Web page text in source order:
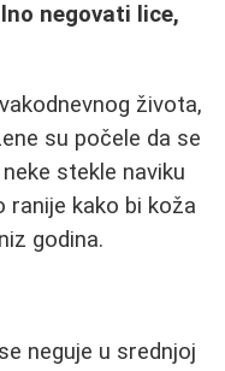
negovati lice,
života,
su počele da se
stekle naviku
ranije kako bi koža
godina.
neguje u srednjoj